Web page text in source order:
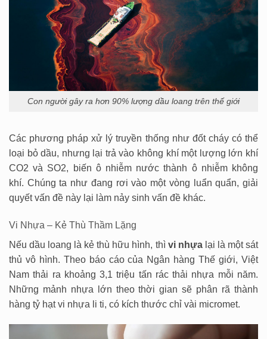
Con người gây ra hơn 90% lượng dầu loang trên thế giới
Các phương pháp xử lý truyền thống như đốt cháy có thể
loại bỏ dầu, nhưng lại trả vào không khí một lượng lớn khí
CO2 và SO2, biến ô nhiễm nước thành ô nhiễm không
khí. Chúng ta như đang rơi vào một vòng luẩn quẩn, giải
quyết vấn đề này lại làm nảy sinh vấn đề khác.
Vi Nhựa – Kẻ Thù Thầm Lặng
Nếu dầu loang là kẻ thù hữu hình, thì vi nhựalại là một sát
thủ vô hình. Theo báo cáo của Ngân hàng Thế giới, Việt
Nam thải ra khoảng 3,1 triệu tấn rác thải nhựa mỗi năm.
Những mảnh nhựa lớn theo thời gian sẽ phân rã thành
hàng tỷ hạt vi nhựa li ti, có kích thước chỉ vài micromet.